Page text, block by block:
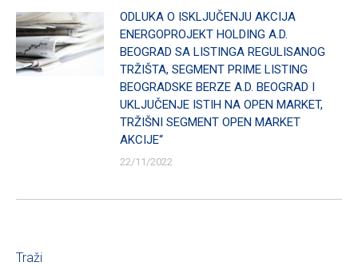
ODLUKA O ISKLJUČENJU AKCIJA
ENERGOPROJEKT HOLDING A.D.
BEOGRAD SA LISTINGA REGULISANOG
TRŽIŠTA, SEGMENT PRIME LISTING
BEOGRADSKE BERZE A.D. BEOGRAD I
UKLJUČENJE ISTIH NA OPEN MARKET,
TRŽIŠNI SEGMENT OPEN MARKET
AKCIJE“
22/11/2022
Traži